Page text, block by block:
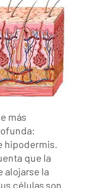
más
hipodermis.
que la
alojarse la
células son